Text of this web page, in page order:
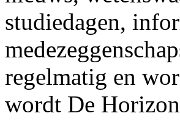
studiedagen,
regelmatig en
wordt De